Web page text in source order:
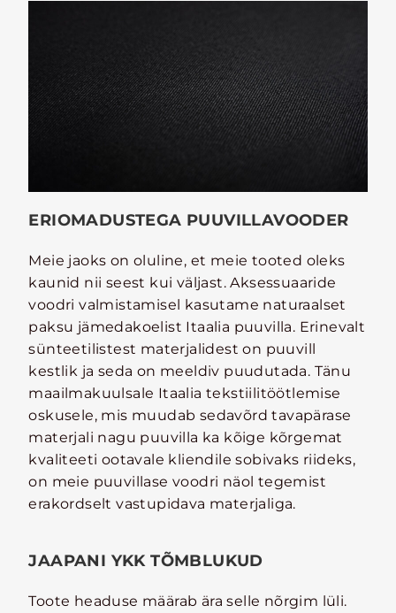
ERIOMADUSTEGA PUUVILLAVOODER
Meie jaoks on oluline, et meie tooted oleks
kaunid nii seest kui väljast. Aksessuaaride
voodri valmistamisel kasutame naturaalset
paksu jämedakoelist Itaalia puuvilla. Erinevalt
sünteetilistest materjalidest on puuvill
kestlik ja seda on meeldiv puudutada. Tänu
maailmakuulsale Itaalia tekstiilitöötlemise
oskusele, mis muudab sedavõrd tavapärase
materjali nagu puuvilla ka kõige kõrgemat
kvaliteeti ootavale kliendile sobivaks riideks,
on meie puuvillase voodri näol tegemist
erakordselt vastupidava materjaliga.
JAAPANI YKK TÕMBLUKUD
Toote headuse määrab ära selle nõrgim lüli.